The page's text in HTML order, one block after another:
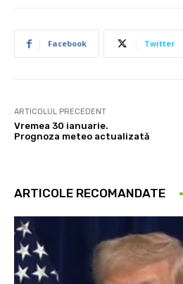
Facebook Twitter
ARTICOLUL PRECEDENT
Vremea 30 ianuarie.
Prognoza meteo actualizată
ARTICOLE RECOMANDATE